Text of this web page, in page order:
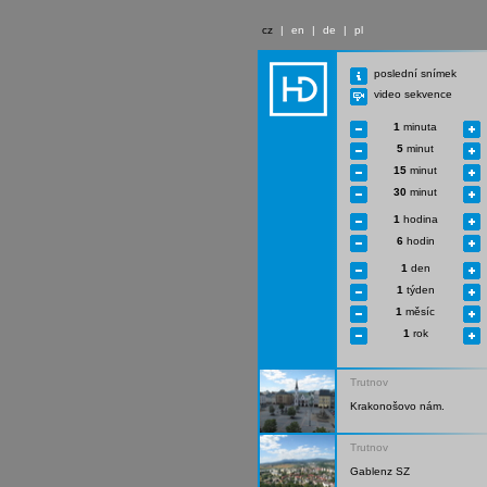
cz | en | de | pl
poslední snímek
video sekvence
1 minuta
5 minut
15 minut
30 minut
1 hodina
6hodin
1 den
1 týden
1 měsíc
1 rok
Trutnov
Krakonošovo nám.
Trutnov
Gablenz SZ